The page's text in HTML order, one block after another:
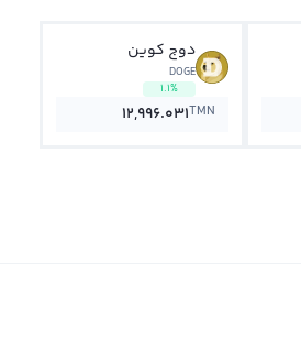
دوج کوین
DOGE
1.1%
12,996.031TMN